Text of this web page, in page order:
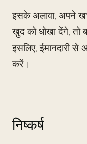
इसके अलावा, अपने
खुद को धोखा देंगे, तो
इसलिए, ईमानदारी
करें।
निष्कर्ष